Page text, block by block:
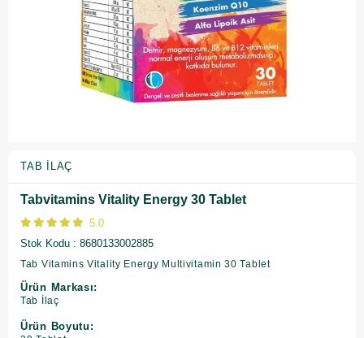
TAB İLAÇ
Tabvitamins Vitality Energy 30 Tablet
5.0
Stok Kodu
8680133002885
Tab Vitamins Vitality Energy Multivitamin 30 Tablet
Ürün Markası:
Tab İlaç
Ürün Boyutu: